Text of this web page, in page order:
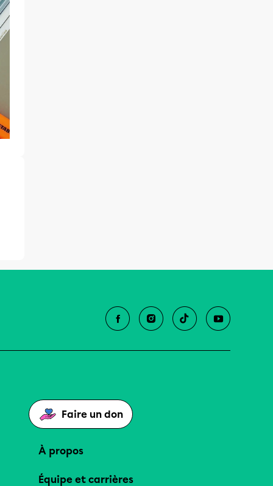
Faire un don
À propos
Équipe et carrières